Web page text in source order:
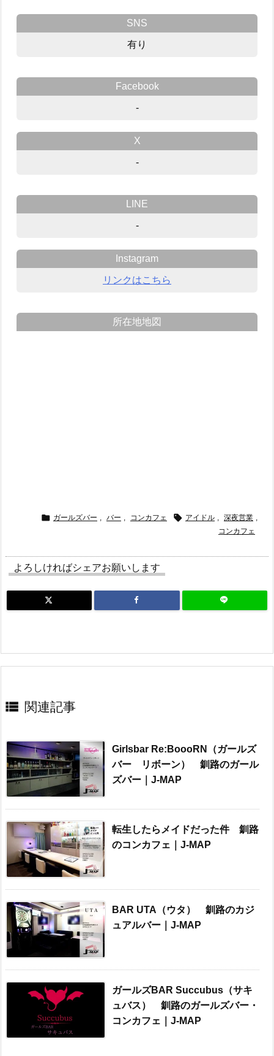
SNS
有り
Facebook
-
X
-
LINE
-
Instagram
リンクはこちら
所在地地図
 ガールズバー , バー , コンカフェ  アイドル , 深夜営業 ,
コンカフェ
よろしければシェアお願いします
 関連記事
Girlsbar Re:BoooRN（ガールズ
バー リボーン） 釧路のガール
ズバー｜J-MAP
転生したらメイドだった件 釧路
のコンカフェ｜J-MAP
BAR UTA（ウタ） 釧路のカジ
ュアルバー｜J-MAP
ガールズBAR Succubus（サキ
ュバス） 釧路のガールズバー・
コンカフェ｜J-MAP